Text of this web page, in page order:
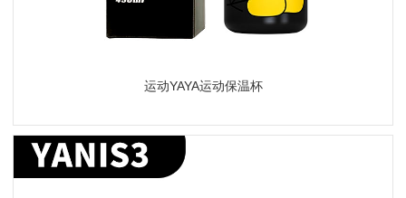
运动YAYA运动保温杯